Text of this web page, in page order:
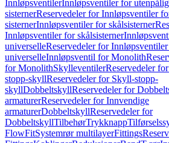
InnløpsventilerInnløpsventiler for
sisternerReservedeler for Innløpsventiler
sisternerInnløpsventiler for skålsisterner
Innløpsventiler for skålsisterner
universelleReservedeler for
universelleInnløpsventil for Monolith
for MonolithSkylleventilerReservedeler
stopp-skyllReservedeler for Skyll-stopp-
skyllDobbeltskyllReservedeler for
armaturerReservedeler for Innvendige
armaturerDobbeltskyllReservedeler for
DobbeltskyllTilbehørTrykknapp
FlowFitSystemrør multilayerFittings